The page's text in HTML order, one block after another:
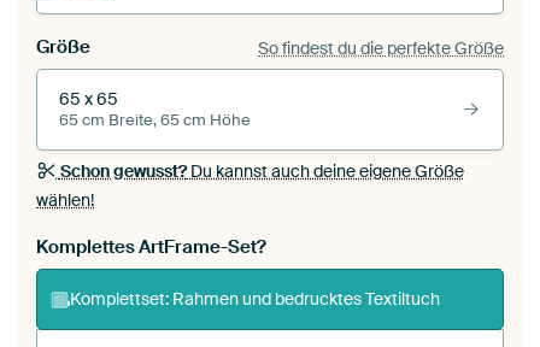
Größe So findest du die perfekte Größe
65 x 65
65 cm Breite, 65 cm Höhe
Schon gewusst?Du kannst auch deine eigene Größe
wählen!
Komplettes ArtFrame-Set?
Komplettset: Rahmen und bedrucktes Textiltuch